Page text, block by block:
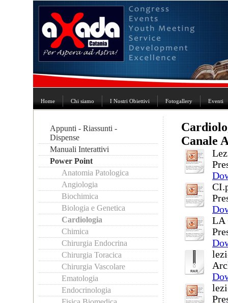
Home Chi siamo I Nostri Obiettivi Fotogallery Eventi
Appunti - Riassunti -
Dispense
Manuali Interattivi
Power Point
Anatomia Patologica
Angiologia
Biochimica
Biologia e Genetica
Cardiologia
Chimica
Chirurgia Endocrina
Chirurgia Toracica
Chirurgia Vascolare
Ematologia
Endocrinologia
Canale
LA